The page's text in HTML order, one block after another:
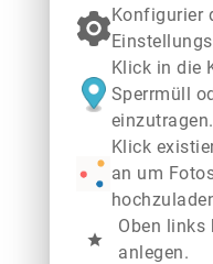
Konfigurier
Klick in die
Sperrmüll
einzutragen.
Klick
an um
star
Oben links
anlegen.